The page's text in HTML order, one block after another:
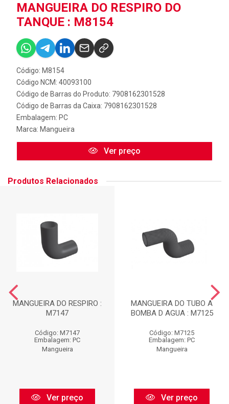
MANGUEIRA DO RESPIRO DO
TANQUE : M8154
Código: M8154
Código NCM: 40093100
Código de Barras do Produto: 7908162301528
Código de Barras da Caixa: 7908162301528
Embalagem: PC
Marca: Mangueira
Ver preço
Produtos Relacionados
MANGUEIRA DO RESPIRO :
M7147
Código: M7147
Embalagem: PC
Mangueira
Ver preço
MANGUEIRA DO TUBO A
BOMBA D AGUA : M7125
Código: M7125
Embalagem: PC
Mangueira
Ver preço